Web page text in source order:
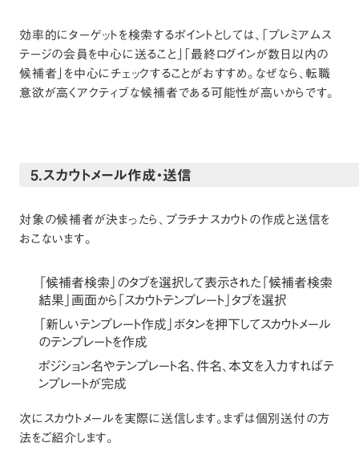
効率的にターゲットを検索するポイントとしては、「プレミアムス
テージの会員を中心に送ること」「最終ログインが数日以内の
候補者」を中心にチェックすることがおすすめ。なぜなら、転職
意欲が高くアクティブな候補者である可能性が高いからです。
5.スカウトメール作成・送信
対象の候補者が決まったら、プラチナスカウトの作成と送信を
おこないます。
「候補者検索」のタブを選択して表示された「候補者検索
結果」画面から「スカウトテンプレート」タブを選択
「新しいテンプレート作成」ボタンを押下してスカウトメール
のテンプレートを作成
ポジション名やテンプレート名、件名、本文を入力すればテ
ンプレートが完成
次にスカウトメールを実際に送信します。まずは個別送付の方
法をご紹介します。